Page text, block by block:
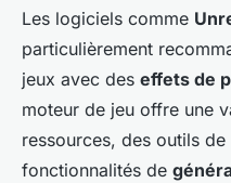
Les logiciels comme
particulièrement
jeux avec des effets de
moteur de jeu offre une
ressources, des outils
fonctionnalités de